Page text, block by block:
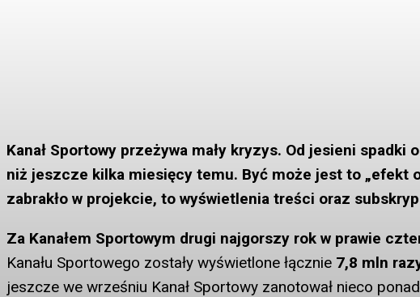
Kanał Sportowy przeżywa mały kryzys. Od jesieni
niż jeszcze kilka miesięcy temu. Być może jest to „efekt
zabrakło w projekcie, to wyświetlenia treści oraz
Za Kanałem Sportowym drugi najgorszy rok w prawie
Kanału Sportowego zostały wyświetlone łącznie 7,8 mln
jeszcze we wrześniu Kanał Sportowy zanotował nieco